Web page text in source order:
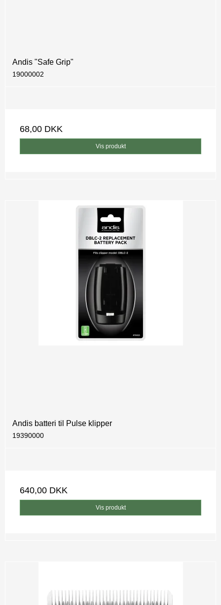
Andis "Safe Grip"
19000002
68,00 DKK
Vis produkt
Andis batteri til Pulse klipper
19390000
640,00 DKK
Vis produkt